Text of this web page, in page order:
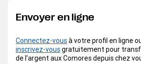
Envoyer en ligne
Connectez-vousà votre profil en ligne
inscrivez-vousgratuitement pour
de l’argent aux Comores depuis chez